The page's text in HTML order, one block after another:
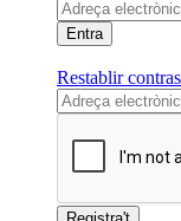
Restablir